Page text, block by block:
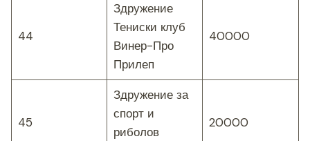
44
Здружение
Тениски клуб
Винер-Про
Прилеп
40000
45
Здружение за
спорт и
риболов
20000